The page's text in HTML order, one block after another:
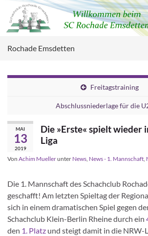
Rochade Emsdetten
Freitagstraining
Abschlussniederlage für die
MAI
13
2019
Die »Erste« spielt wieder
Liga
Von Achim Muellerunter News News - 1. Mannschaft
Die 1. Mannschaft des Schachclub
geschafft! Am letzten Spieltag der
sich in einem dramatischen Spiel gegen
Schachclub Klein-Berlin Rheine durch ein
den 1. Platz und steigt damit in die NRW-